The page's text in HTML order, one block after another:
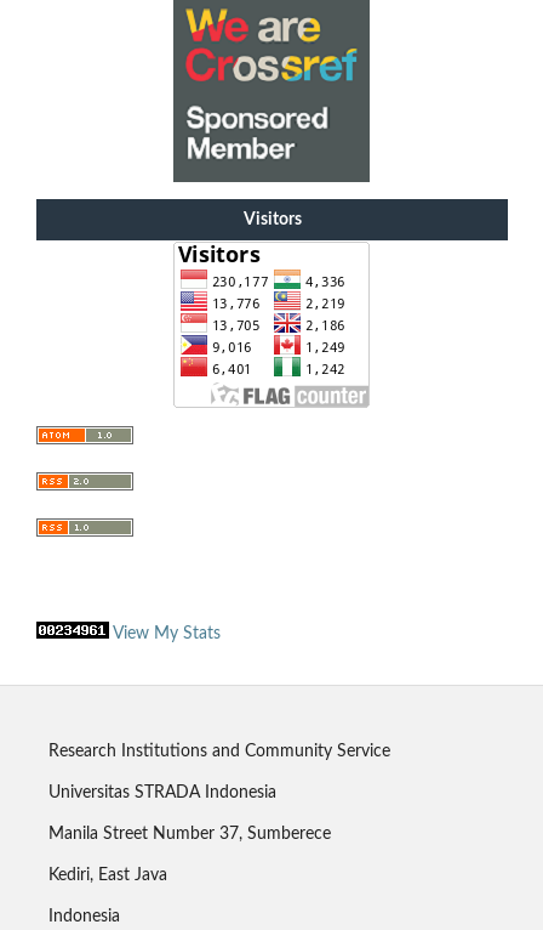
Visitors
View My Stats
Research Institutions and Community Service
Universitas STRADA Indonesia
Manila Street Number 37, Sumberece
Kediri, East Java
Indonesia